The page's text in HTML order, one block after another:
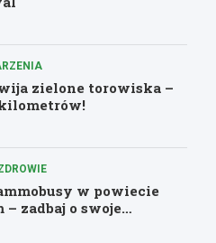
zielone torowiska –
w powiecie
zadbaj o swoje